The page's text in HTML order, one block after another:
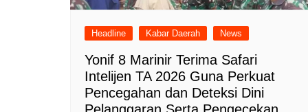
Headline Kabar Daerah News
Yonif 8 Marinir Terima Safari
Intelijen TA 2026 Guna Perkuat
Pencegahan dan Deteksi Dini